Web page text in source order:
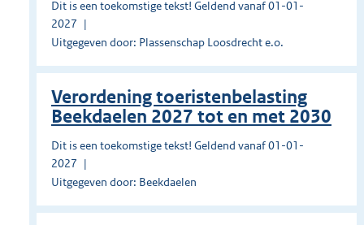
Dit is een toekomstige tekst! Geldend vanaf 01-01-
2027
Uitgegeven door: Plassenschap Loosdrecht e.o.
Verordening toeristenbelasting
Beekdaelen 2027 tot en met 2030
Dit is een toekomstige tekst! Geldend vanaf 01-01-
2027
Uitgegeven door: Beekdaelen